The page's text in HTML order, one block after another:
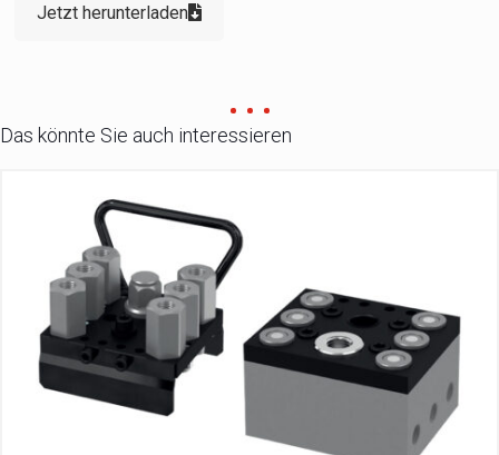
Jetzt herunterladen
Das könnte Sie auch interessieren